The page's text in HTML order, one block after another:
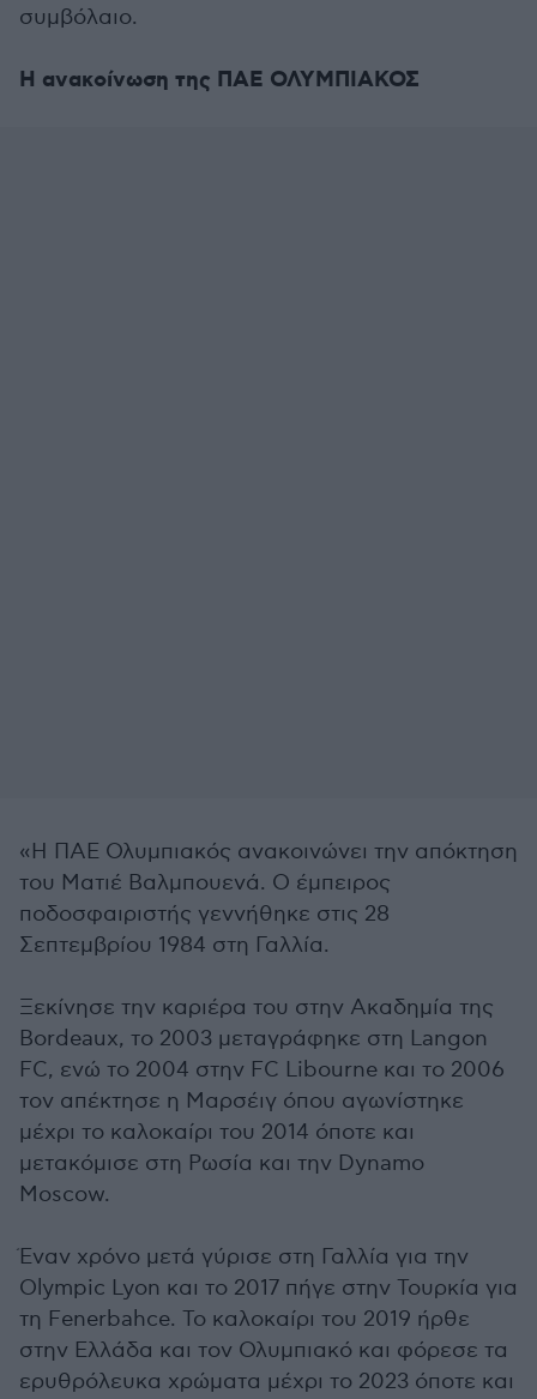
συμβόλαιο.
Η ανακοίνωση της ΠΑΕ ΟΛΥΜΠΙΑΚΟΣ
«Η ΠΑΕ Ολυμπιακός ανακοινώνει την απόκτηση
του Ματιέ Βαλμπουενά. Ο έμπειρος
ποδοσφαιριστής γεννήθηκε στις 28
Σεπτεμβρίου 1984 στη Γαλλία.
Ξεκίνησε την καριέρα του στην Ακαδημία της
Bordeaux, το 2003 μεταγράφηκε στη Langon
FC, ενώ το 2004 στην FC Libourne και το 2006
τον απέκτησε η Μαρσέιγ όπου αγωνίστηκε
μέχρι το καλοκαίρι του 2014 όποτε και
μετακόμισε στη Ρωσία και την Dynamo
Μoscow.
Έναν χρόνο μετά γύρισε στη Γαλλία για την
Olympic Lyon και το 2017 πήγε στην Τουρκία για
τη Fenerbahce. Το καλοκαίρι του 2019 ήρθε
στην Ελλάδα και τον Ολυμπιακό και φόρεσε τα
ερυθρόλευκα χρώματα μέχρι το 2023 όποτε και